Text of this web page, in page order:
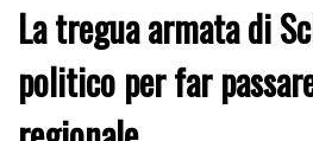
La tregua armata di
politico per far